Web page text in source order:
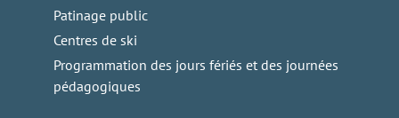
Patinage public
Centres de ski
Programmation des jours fériés et des journées
pédagogiques